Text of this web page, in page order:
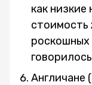
как низкие
стоимость
роскошных
Англичане